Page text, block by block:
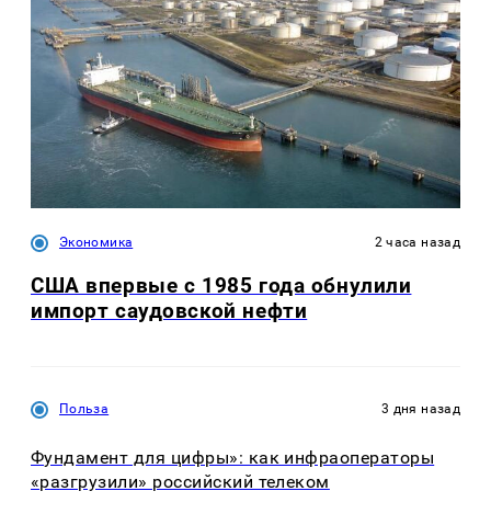
Экономика 2 часа назад
США впервые с 1985 года обнулили
импорт саудовской нефти
Польза 3 дня назад
Фундамент для цифры»: как инфраоператоры
«разгрузили» российский телеком